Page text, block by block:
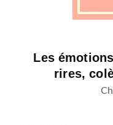
Les
rires,